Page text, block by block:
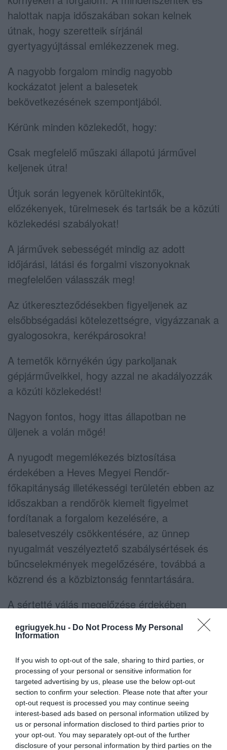
egriugyek.hu - Do Not Process My Personal
Information
If you wish to opt-out of the sale, sharing to third parties, or
processing of your personal or sensitive information for
targeted advertising by us, please use the below opt-out
section to confirm your selection. Please note that after your
opt-out request is processed you may continue seeing
interest-based ads based on personal information utilized by
us or personal information disclosed to third parties prior to
your opt-out. You may separately opt-out of the further
disclosure of your personal information by third parties on the
halottak napja időszakában sokan kelnek
útnak, hogy szeretteik sírjánál
gyertyagyújtással emlékezzenek meg.
A nagyobb forgalom mindig nagyobb
kockázatot jelent a balesetek
bekövetkezésének szempontjából.
Kérünk minden közlekedőt, hogy:
Csak megfelelő műszaki állapotú járművel
keljenek útra!
Útjuk során legyenek körültekintők,
előzékenyek, türelmesek és tartsák be a közúti
közlekedési szabályokat!
A járművek sebességét mindig az adott
időjárási, látási és forgalmi viszonyoknak
megfelelően válasszák meg!
Az útkereszteződésekben figyeljenek az
elsőbbségadási kötelezettségre, vigyázzanak a
gyalogosokra, kerékpárosokra!
A temetők környékén úgy parkoljanak
gépjárműveikkel, hogy azzal ne akadályozzák
a közúti közlekedést!
Nagyon fontos, hogy ittas állapotban ne
üljenek a volán mögé!
A nyugodt megemlékezés biztosítása
érdekében a Heves Megyei Rendőr-
főkapitányság illetékességi területén ebben az
időszakban a rendőrök kiemelt figyelmet
fordítanak a forgalom kezelésére, a
balesetveszély csökkentésére, az ünnep
nyugalmát veszélyeztető szabálysértések és
bűncselekmények megelőzésére, továbbá a
közrend és a közbiztonság fenntartására.
A sértetté válás megelőzése érdekében
otthonukat elhagyva körültekintően zárják be
az ablakokat, ajtókat, továbbá kertes házak
az ingatlan biztonságának megóvása miatt!
A temetőkben és azok környékén figyeljenek
az alábbiakra, fogadják meg tanácsainkat: